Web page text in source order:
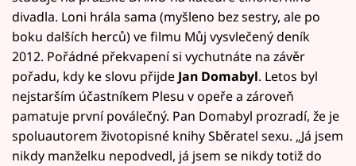
divadla. Loni hrála sama (myšleno bez sestry, ale po
boku dalších herců) ve filmu Můj vysvlečený deník
2012. Pořádné překvapení si vychutnáte na závěr
pořadu, kdy ke slovu přijde Jan Domabyl. Letos byl
nejstarším účastníkem Plesu v opeře a zároveň
pamatuje první poválečný. Pan Domabyl prozradí, že je
spoluautorem životopisné knihy Sběratel sexu. „Já jsem
nikdy manželku nepodvedl, já jsem se nikdy totiž do